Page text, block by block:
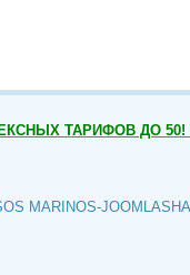
ТАРИФОВ ДО 50!
MARINOS-